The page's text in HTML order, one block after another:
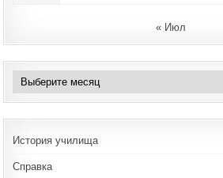
« Июл
Архивы
История училища
Справка